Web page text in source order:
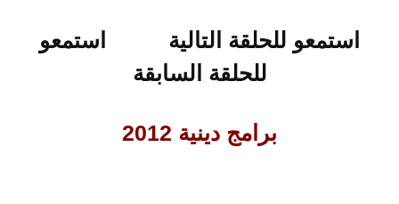
استمعو للحلقة التالية
استمعو
للحلقة السابقة
برامج دينية 2012